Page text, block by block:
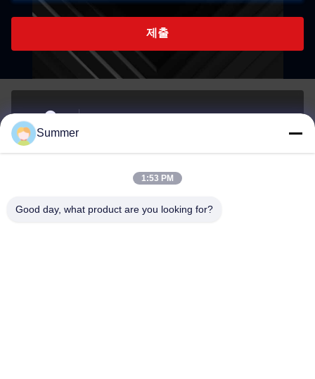
제출
주소
아니죠81, 류즈하이 구역, 루동 남쪽 도로, 웅존 거리,
이메일
sale2@zhejiangyuhao.com
Summer
1:53 PM
Good day, what product are you looking for?